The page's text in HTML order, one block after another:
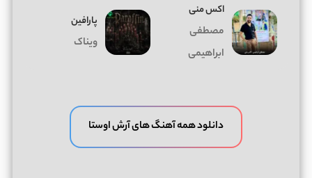
اکس منی
مصطفی
ابراهیمی
پارافین
ویناک
دانلود همه آهنگ های آرش اوستا